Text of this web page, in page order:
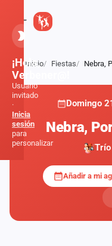
Atrás
Inicio Fiestas Nebra,
Domingo
Nebra,
Trío
Añadir a mi
¡Hola,
Verbener@!
Usuario
invitado
·
Inicia
sesión
para
personalizar